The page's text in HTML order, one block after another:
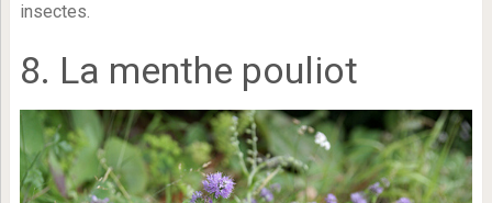
insectes.
8. La menthe pouliot